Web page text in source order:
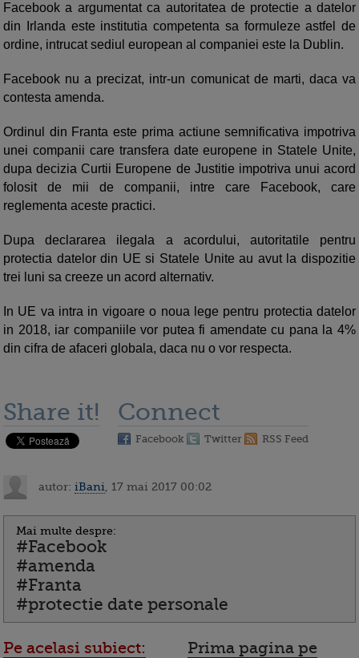
Facebook a argumentat ca autoritatea de protectie a datelor
din Irlanda este institutia competenta sa formuleze astfel de
ordine, intrucat sediul european al companiei este la Dublin.
Facebook nu a precizat, intr-un comunicat de marti, daca va
contesta amenda.
Ordinul din Franta este prima actiune semnificativa impotriva
unei companii care transfera date europene in Statele Unite,
dupa decizia Curtii Europene de Justitie impotriva unui acord
folosit de mii de companii, intre care Facebook, care
reglementa aceste practici.
Dupa declararea ilegala a acordului, autoritatile pentru
protectia datelor din UE si Statele Unite au avut la dispozitie
trei luni sa creeze un acord alternativ.
In UE va intra in vigoare o noua lege pentru protectia datelor
in 2018, iar companiile vor putea fi amendate cu pana la 4%
din cifra de afaceri globala, daca nu o vor respecta.
Share it! Connect
Facebook Twitter RSS Feed
autor: iBani , 17 mai 2017 00:02
Mai multe despre:
#Facebook
#amenda
#Franta
#protectie date personale
Pe acelasi subiect:
Prima pagina pe